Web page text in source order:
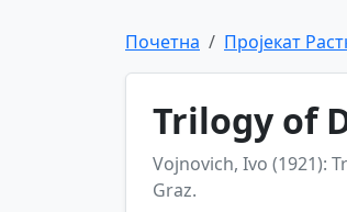
Почетна Пројекат
Trilogy of
Vojnovich, Ivo (1921):
Graz.